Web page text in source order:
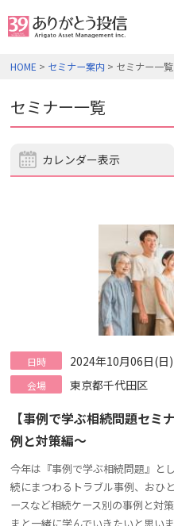
HOME > セミナー案内 > セミナー一覧
セミナー一覧
カレンダー表示
日時 2024年10月06日(日)
会場 東京都千代田区
【事例で学ぶ相続問題セミ
例と対策編～
今年は『事例で学ぶ相続問題』と
続にまつわるトラブル事例、おひ
ースなど相続ケース別の事例と対